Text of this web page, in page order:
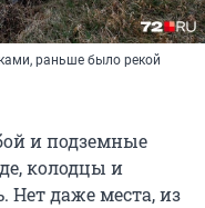
раньше было рекой
и подземные
колодцы и
даже места, из